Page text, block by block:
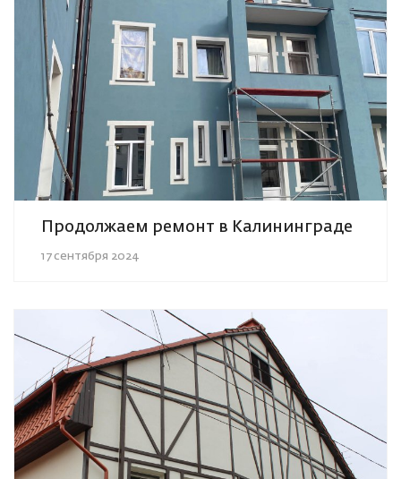
Продолжаем ремонт в Калининграде
17 сентября 2024